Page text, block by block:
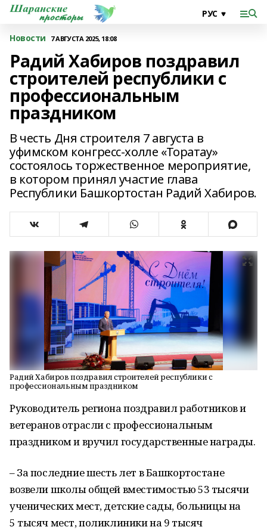
Новости 7 АВГУСТА 2025, 18:08
Радий Хабиров поздравил
строителей республики с
профессиональным
праздником
В честь Дня строителя 7 августа в
уфимском конгресс-холле «Торатау»
состоялось торжественное мероприятие,
в котором принял участие глава
Республики Башкортостан Радий Хабиров.
Радий Хабиров поздравил строителей республики с
профессиональным праздником
Руководитель региона поздравил работников и
ветеранов отрасли с профессиональным
праздником и вручил государственные награды.
– За последние шесть лет в Башкортостане
возвели школы общей вместимостью 53 тысячи
ученических мест, детские сады, больницы на
5 тысяч мест, поликлиники на 9 тысяч